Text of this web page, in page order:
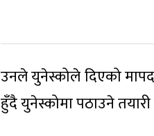
उनले युनेस्कोले दिएको
हुँदै युनेस्कोमा पठाउने